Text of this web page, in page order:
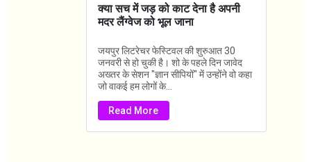
क्या सच में जड़ को काट देना है अपनी
मदर लैंग्वेज को भूल जाना
जयपुर लिटरेचर फेस्टिवल की शुरुआत 30
जनवरी से हो चुकी है। शो के पहले दिन जावेद
अख्तर के सेशन "ज्ञान सीपियों" में उन्होंने वो कहा
जो वाकई हम लोगों के...
Read More